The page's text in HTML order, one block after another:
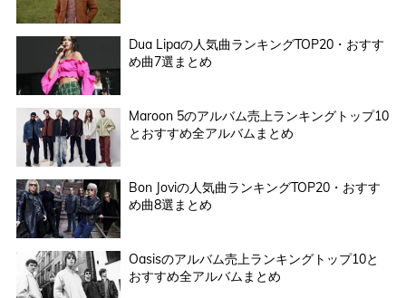
Dua Lipaの人気曲ランキングTOP20・おすす
め曲7選まとめ
Maroon 5のアルバム売上ランキングトップ10
とおすすめ全アルバムまとめ
Bon Joviの人気曲ランキングTOP20・おすす
め曲8選まとめ
Oasisのアルバム売上ランキングトップ10と
おすすめ全アルバムまとめ